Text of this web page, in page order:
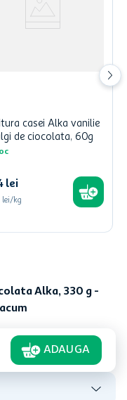
casei Alka vanilie
de ciocolata, 60g
lei
lei/kg
Alka, 330 g -
ADAUGA